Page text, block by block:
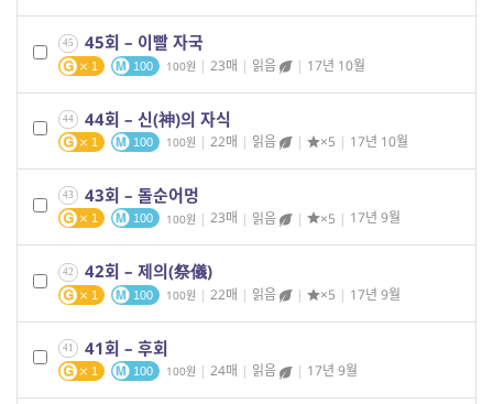
45 45회 – 이빨 자국
1 100 100 | 23매 | 읽음 | 17년 10월
44 44회 – 신(神)의 자식
1 100 100 | 22매 | 읽음 | ×5 | 17년 10월
43 43회 – 돌순어멍
1 100 100 | 23매 | 읽음 | ×5 | 17년 9월
42 42회 – 제의(祭儀)
1 100 100 | 22매 | 읽음 | ×5 | 17년 9월
41 41회 – 후회
1 100 100 | 24매 | 읽음 | 17년 9월